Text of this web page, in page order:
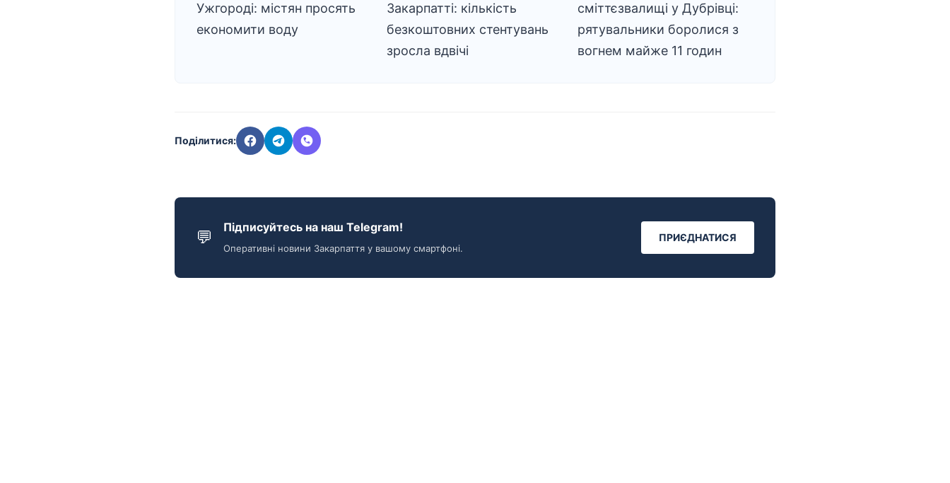
Ужгороді: містян просять
економити воду
Закарпатті: кількість
безкоштовних стентувань
зросла вдвічі
сміттєзвалищі у Дубрівці:
рятувальники боролися з
вогнем майже 11 годин
Поділитися:
💬 Підписуйтесь на наш Telegram!
Оперативні новини Закарпаття у вашому смартфоні.
ПРИЄДНАТИСЯ